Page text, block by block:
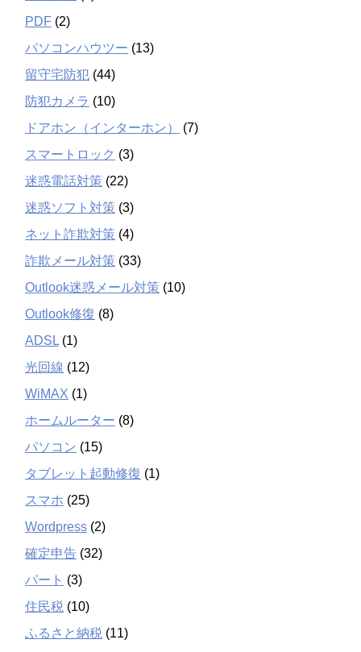
PDF (2)
パソコンハウツー (13)
留守宅防犯 (44)
防犯カメラ (10)
ドアホン（インターホン）
(7)
スマートロック (3)
迷惑電話対策 (22)
迷惑ソフト対策 (3)
ネット詐欺対策 (4)
詐欺メール対策 (33)
Outlook迷惑メール対策 (10)
Outlook修復 (8)
ADSL (1)
光回線 (12)
WiMAX (1)
ホームルーター (8)
パソコン (15)
タブレット起動修復 (1)
スマホ (25)
Wordpress (2)
確定申告 (32)
パート (3)
住民税 (10)
ふるさと納税 (11)